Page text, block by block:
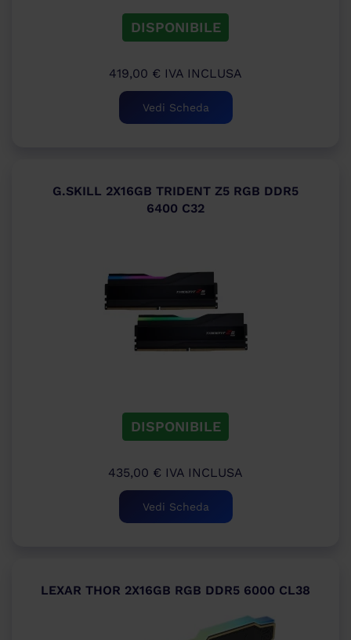
DISPONIBILE
419,00 € IVA INCLUSA
Vedi Scheda
G.SKILL 2X16GB TRIDENT Z5 RGB DDR5
6400 C32
DISPONIBILE
435,00 € IVA INCLUSA
Vedi Scheda
LEXAR THOR 2X16GB RGB DDR5 6000 CL38